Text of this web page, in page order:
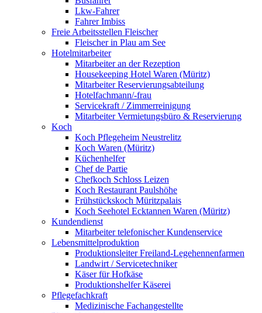
Lkw-Fahrer
Fahrer Imbiss
Freie Arbeitsstellen Fleischer
Fleischer in Plau am See
Hotelmitarbeiter
Mitarbeiter an der Rezeption
Housekeeping Hotel Waren (Müritz)
Mitarbeiter Reservierungsabteilung
Hotelfachmann/-frau
Servicekraft / Zimmerreinigung
Mitarbeiter Vermietungsbüro & Reservierung
Koch
Koch Pflegeheim Neustrelitz
Koch Waren (Müritz)
Küchenhelfer
Chef de Partie
Chefkoch Schloss Leizen
Koch Restaurant Paulshöhe
Frühstückskoch Müritzpalais
Koch Seehotel Ecktannen Waren (Müritz)
Kundendienst
Mitarbeiter telefonischer Kundenservice
Lebensmittelproduktion
Produktionsleiter Freiland-Legehennenfarmen
Landwirt / Servicetechniker
Käser für Hofkäse
Produktionshelfer Käserei
Pflegefachkraft
Medizinische Fachangestellte